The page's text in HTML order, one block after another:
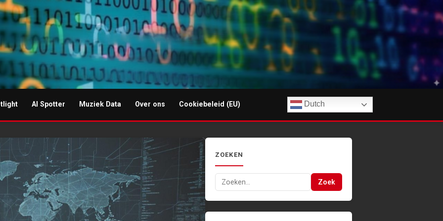
muziek
AI Spotter Muziek Data Over ons Cookiebeleid (EU) Dutch
ZOEKEN
Zoeken
naar:
Zoek